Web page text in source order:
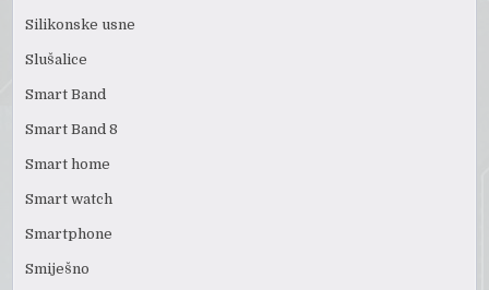
Silikonske usne
Slušalice
Smart Band
Smart Band 8
Smart home
Smart watch
Smartphone
Smiješno